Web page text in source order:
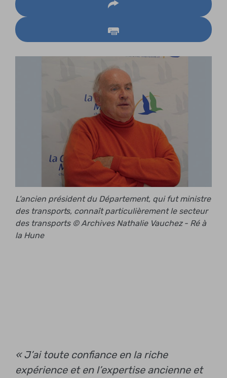
L’ancien président du Département, qui fut ministre
des transports, connaît particulièrement le secteur
des transports © Archives Nathalie Vauchez - Ré à
la Hune
« J’ai toute confiance en la riche
expérience et en l’expertise ancienne et